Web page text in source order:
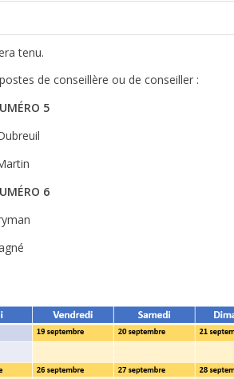
tenu.
de conseillère ou de conseiller :
5
6